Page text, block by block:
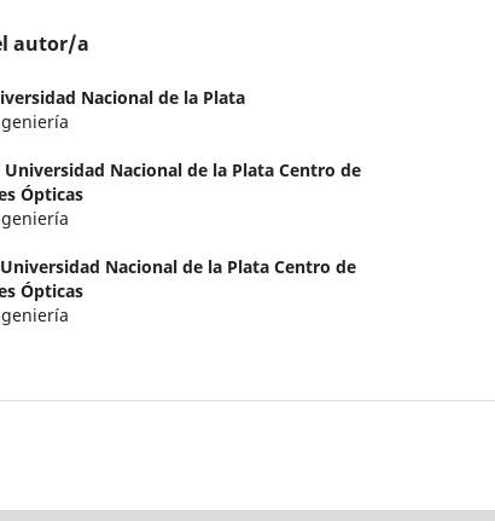
autor/a
Nacional de la Plata
Universidad Nacional de la Plata Centro de
Ópticas
Universidad Nacional de la Plata Centro de
Ópticas